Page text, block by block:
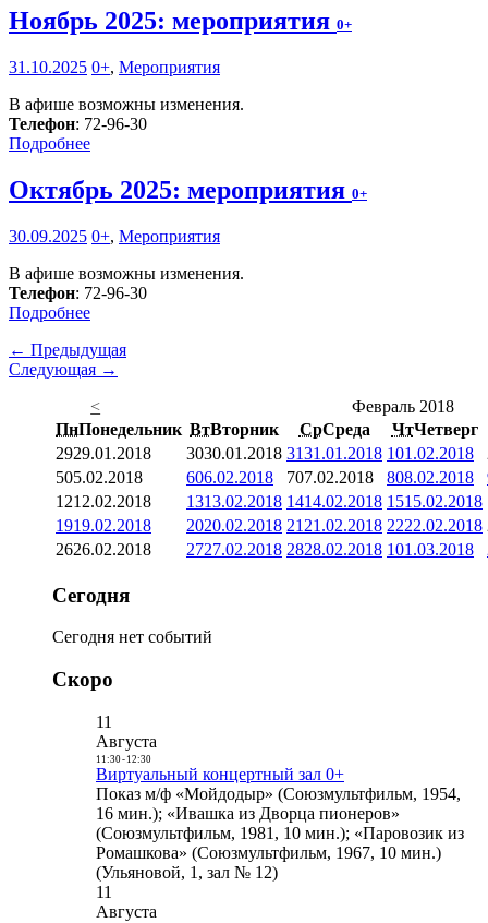
Ноябрь 2025: мероприятия 0+
31.10.2025 0+, Мероприятия
В афише возможны изменения.
Телефон: 72-96-30
Подробнее
Октябрь 2025: мероприятия 0+
30.09.2025 0+, Мероприятия
В афише возможны изменения.
Телефон: 72-96-30
Подробнее
← Предыдущая
Следующая →
<
Февраль 2018
ПнПонедельник ВтВторник СрСреда ЧтЧетверг
2929.01.2018 3030.01.2018 3131.01.2018 101.02.2018
505.02.2018 606.02.2018 707.02.2018 808.02.2018
1212.02.2018 1313.02.2018 1414.02.2018 1515.02.2018
1919.02.2018 2020.02.2018 21 21.02.2018 2222.02.2018
2626.02.2018 2727.02.2018 2828.02.2018 101.03.2018
Сегодня
Сегодня нет событий
Скоро
11
Августа
11:30- 12:30
Виртуальный концертный зал 0+
Показ м/ф «Мойдодыр» (Союзмультфильм, 1954,
16 мин.); «Ивашка из Дворца пионеров»
(Союзмультфильм, 1981, 10 мин.); «Паровозик из
Ромашкова» (Союзмультфильм, 1967, 10 мин.)
(Ульяновой, 1, зал № 12)
11
Августа